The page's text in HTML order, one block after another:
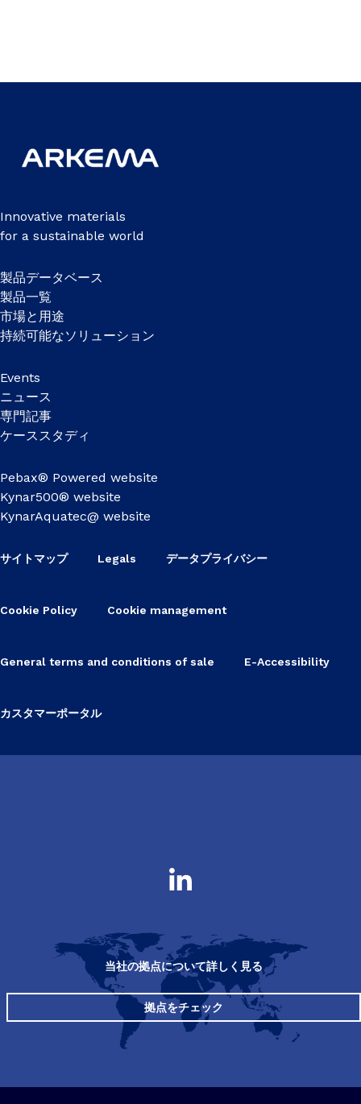
Innovative materials
for a sustainable world
製品データベース
製品一覧
市場と用途
持続可能なソリューション
Events
ニュース
専門記事
ケーススタディ
Pebax® Powered website
Kynar500® website
KynarAquatec@ website
サイトマップ Legals データプライバシー
Cookie Policy Cookie management
General terms and conditions of sale E-Accessibility
カスタマーポータル
当社の拠点について詳しく見る
拠点をチェック